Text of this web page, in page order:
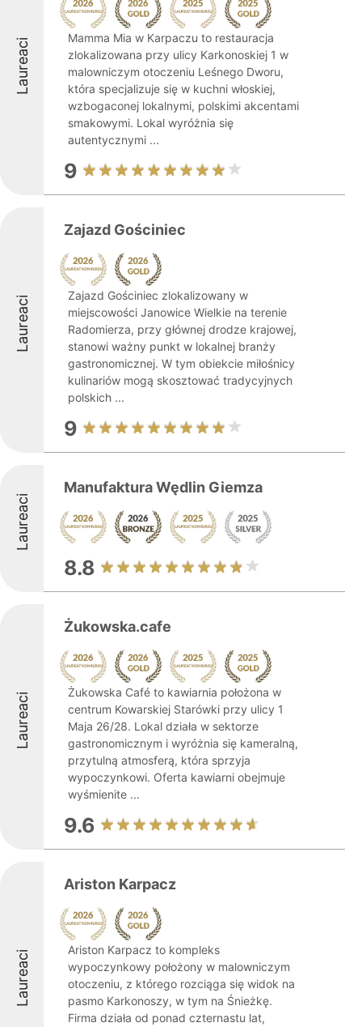
Laureaci
Mamma Mia w Karpaczu to restauracja
zlokalizowana przy ulicy Karkonoskiej 1 w
malowniczym otoczeniu Leśnego Dworu,
która specjalizuje się w kuchni włoskiej,
wzbogaconej lokalnymi, polskimi akcentami
smakowymi. Lokal wyróżnia się
autentycznymi ...
9
Laureaci
Zajazd Gościniec
Zajazd Gościniec zlokalizowany w
miejscowości Janowice Wielkie na terenie
Radomierza, przy głównej drodze krajowej,
stanowi ważny punkt w lokalnej branży
gastronomicznej. W tym obiekcie miłośnicy
kulinariów mogą skosztować tradycyjnych
polskich ...
9
Laureaci
Manufaktura Wędlin Giemza
8.8
Laureaci
Żukowska.cafe
Żukowska Café to kawiarnia położona w
centrum Kowarskiej Starówki przy ulicy 1
Maja 26/28. Lokal działa w sektorze
gastronomicznym i wyróżnia się kameralną,
przytulną atmosferą, która sprzyja
wypoczynkowi. Oferta kawiarni obejmuje
wyśmienite ...
9.6
Laureaci
Ariston Karpacz
Ariston Karpacz to kompleks
wypoczynkowy położony w malowniczym
otoczeniu, z którego rozciąga się widok na
pasmo Karkonoszy, w tym na Śnieżkę.
Firma działa od ponad czternastu lat,